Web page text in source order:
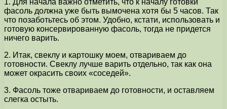
фасоль должна уже быть вымочена хотя бы 5 часов. Так
что позаботьтесь об этом. Удобно, кстати, использовать и
готовую консервированную фасоль, тогда не придется
ничего варить.
2. Итак, свеклу и картошку моем, отвариваем до
готовности. Свеклу лучше варить отдельно, так как она
может окрасить своих «соседей».
3. Фасоль тоже отвариваем до готовности, и оставляем
слегка остыть.